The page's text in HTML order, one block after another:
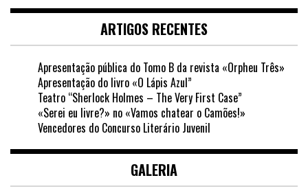
ARTIGOS RECENTES
Apresentação pública do Tomo B da revista «Orpheu Três»
Apresentação do livro «O Lápis Azul”
Teatro “Sherlock Holmes – The Very First Case”
«Serei eu livre?» no «Vamos chatear o Camões!»
Vencedores do Concurso Literário Juvenil
GALERIA